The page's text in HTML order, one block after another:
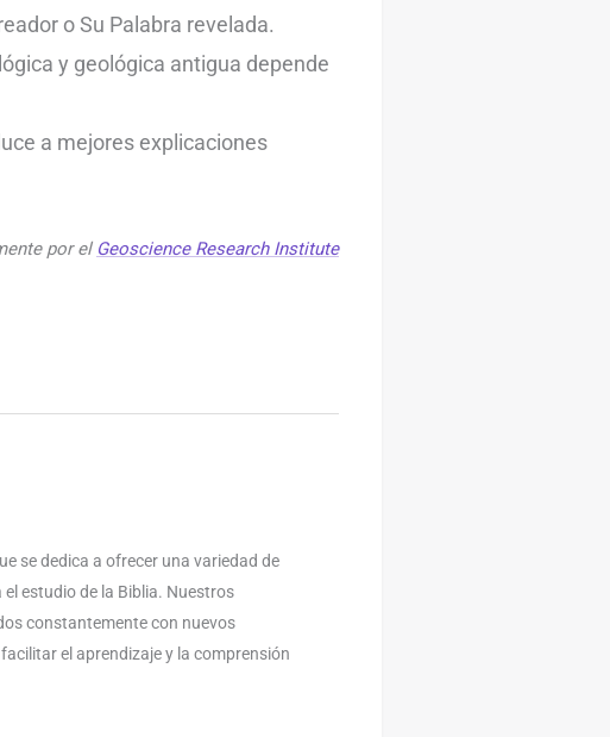
o Su Palabra revelada.
y geológica antigua depende
a mejores explicaciones
por el Geoscience Research Institute
se dedica a ofrecer una variedad de
estudio de la Biblia. Nuestros
constantemente con nuevos
el aprendizaje y la comprensión